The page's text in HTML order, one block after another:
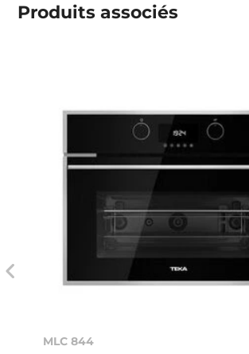
Produits associés
MLC 844